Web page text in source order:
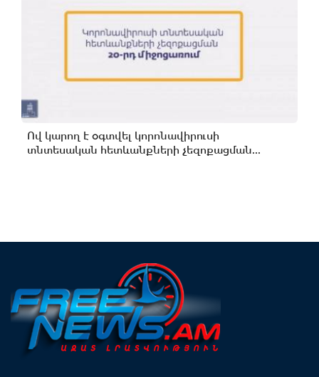
Ով կարող է օգտվել կորոնավիրուսի
տնտեսական հետևանքների չեզոքացման...